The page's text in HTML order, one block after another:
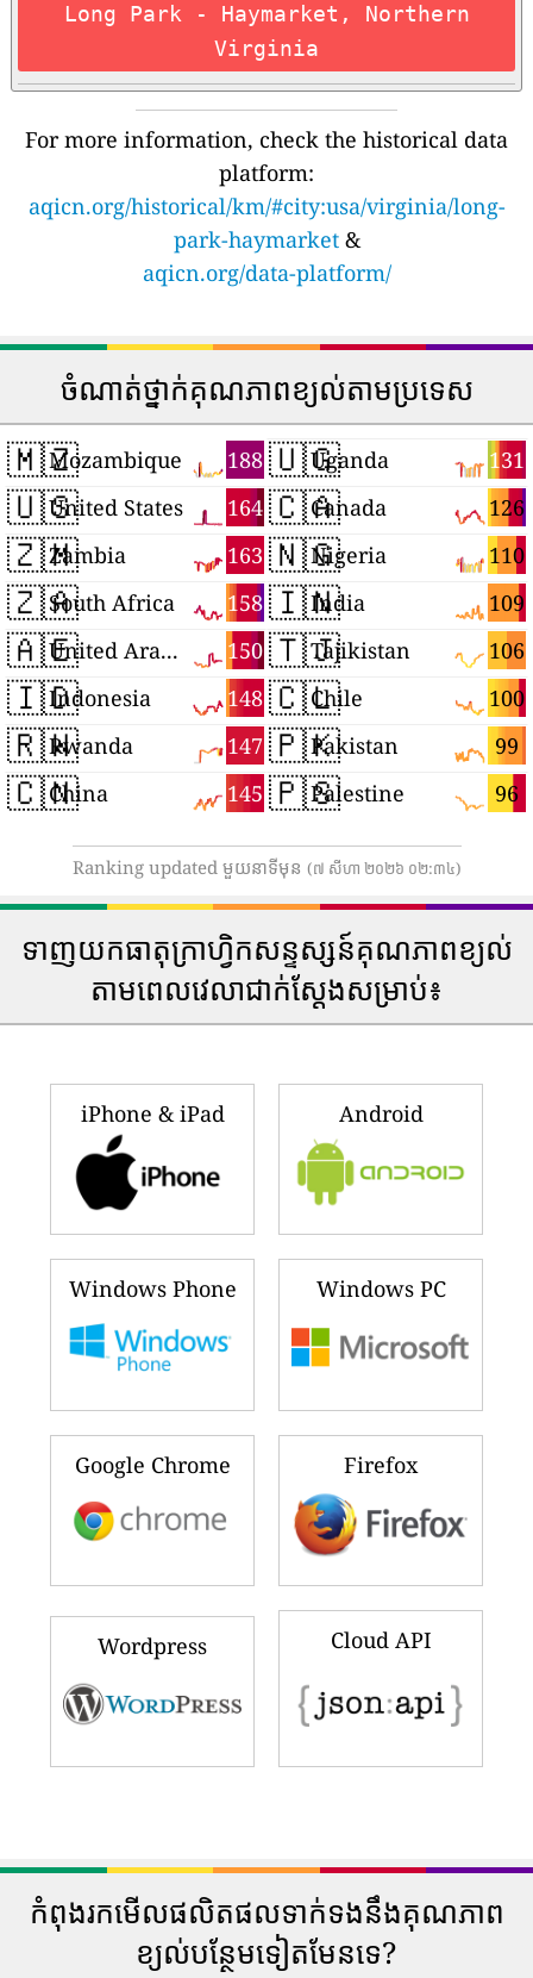
Long Park - Haymarket, Northern
Virginia
For more information, check the historical data
platform:
aqicn.org/historical/km/#city:usa/virginia/long-
park-haymarket&
aqicn.org/data-platform/
ចំណាត់ថ្នាក់គុណភាពខ្យល់តាមប្រទេស
🇲🇿 188
Mozambique
🇺🇸 164
United States
🇿🇲 163
Zambia
🇿🇦 158
South Africa
🇦🇪 150
United Arab Emirates
🇮🇩 148
Indonesia
🇷🇼 147
Rwanda
🇨🇳 145
China
🇺🇬 131
Uganda
🇨🇦 126
Canada
🇳🇬 110
Nigeria
🇮🇳 109
India
🇹🇯 106
Tajikistan
🇨🇱 100
Chile
🇵🇰 99
Pakistan
🇵🇸 96
Palestine
Ranking updated មួយនាទីមុន (៧ សីហា ២០២៦ ០២:៣៤)
ទាញយកធាតុក្រាហ្វិកសន្ទស្សន៍គុណភាពខ្យល់
តាមពេលវេលាជាក់ស្តែងសម្រាប់៖
iPhone & iPad Android
Windows Phone Windows PC
Google Chrome Firefox
Wordpress Cloud API
កំពុងរកមើលផលិតផលទាក់ទងនឹងគុណភាព
ខ្យល់បន្ថែមទៀតមែនទេ?